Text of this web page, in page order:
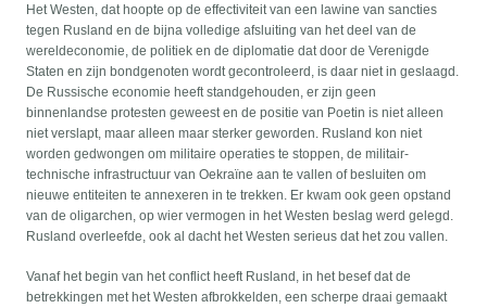
Het Westen, dat hoopte op de effectiviteit van een lawine van sancties
tegen Rusland en de bijna volledige afsluiting van het deel van de
wereldeconomie, de politiek en de diplomatie dat door de Verenigde
Staten en zijn bondgenoten wordt gecontroleerd, is daar niet in geslaagd.
De Russische economie heeft standgehouden, er zijn geen
binnenlandse protesten geweest en de positie van Poetin is niet alleen
niet verslapt, maar alleen maar sterker geworden. Rusland kon niet
worden gedwongen om militaire operaties te stoppen, de militair-
technische infrastructuur van Oekraïne aan te vallen of besluiten om
nieuwe entiteiten te annexeren in te trekken. Er kwam ook geen opstand
van de oligarchen, op wier vermogen in het Westen beslag werd gelegd.
Rusland overleefde, ook al dacht het Westen serieus dat het zou vallen.
Vanaf het begin van het conflict heeft Rusland, in het besef dat de
betrekkingen met het Westen afbrokkelden, een scherpe draai gemaakt